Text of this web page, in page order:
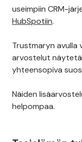
useimpiin CRM-
HubSpotiin.
Trustmaryn
arvostelut
yhteensopiva
Näiden
helpompaa.